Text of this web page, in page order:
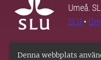
Denna webbplats
Umeå.
SLU •